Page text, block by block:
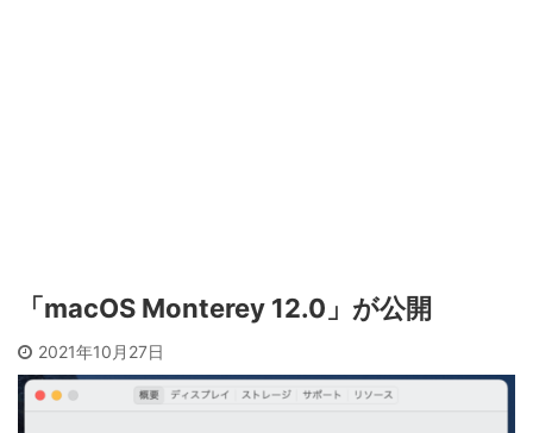
「macOS Monterey 12.0」が公開
2021年10月27日